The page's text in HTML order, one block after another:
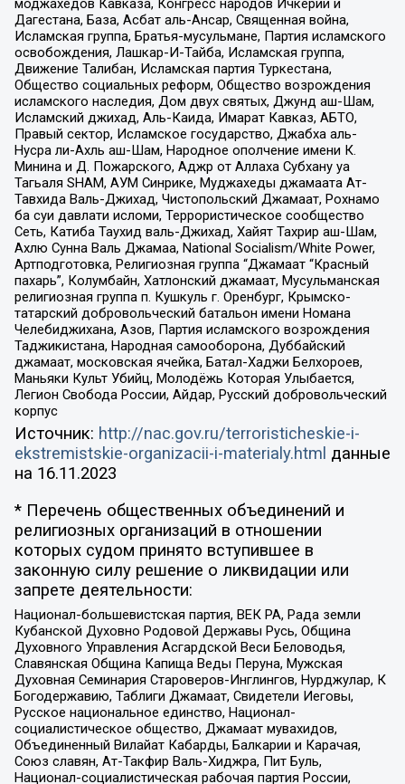
моджахедов Кавказа, Конгресс народов Ичкерии и
Дагестана, База, Асбат аль-Ансар, Священная война,
Исламская группа, Братья-мусульмане, Партия исламского
освобождения, Лашкар-И-Тайба, Исламская группа,
Движение Талибан, Исламская партия Туркестана,
Общество социальных реформ, Общество возрождения
исламского наследия, Дом двух святых, Джунд аш-Шам,
Исламский джихад, Аль-Каида, Имарат Кавказ, АБТО,
Правый сектор, Исламское государство, Джабха аль-
Нусра ли-Ахль аш-Шам, Народное ополчение имени К.
Минина и Д. Пожарского, Аджр от Аллаха Субхану уа
Тагьаля SHAM, АУМ Синрике, Муджахеды джамаата Ат-
Тавхида Валь-Джихад, Чистопольский Джамаат, Рохнамо
ба суи давлати исломи, Террористическое сообщество
Сеть, Катиба Таухид валь-Джихад, Хайят Тахрир аш-Шам,
Ахлю Сунна Валь Джамаа, National Socialism/White Power,
Артподготовка, Религиозная группа “Джамаат “Красный
пахарь”, Колумбайн, Хатлонский джамаат, Мусульманская
религиозная группа п. Кушкуль г. Оренбург, Крымско-
татарский добровольческий батальон имени Номана
Челебиджихана, Азов, Партия исламского возрождения
Таджикистана, Народная самооборона, Дуббайский
джамаат, московская ячейка, Батал-Хаджи Белхороев,
Маньяки Культ Убийц, Молодёжь Которая Улыбается,
Легион Свобода России, Айдар, Русский добровольческий
корпус
Источник: http://nac.gov.ru/terroristicheskie-i-
ekstremistskie-organizacii-i-materialy.html данные
на 16.11.2023
* Перечень общественных объединений и
религиозных организаций в отношении
которых судом принято вступившее в
законную силу решение о ликвидации или
запрете деятельности:
Национал-большевистская партия, ВЕК РА, Рада земли
Кубанской Духовно Родовой Державы Русь, Община
Духовного Управления Асгардской Веси Беловодья,
Славянская Община Капища Веды Перуна, Мужская
Духовная Семинария Староверов-Инглингов, Нурджулар, К
Богодержавию, Таблиги Джамаат, Свидетели Иеговы,
Русское национальное единство, Национал-
социалистическое общество, Джамаат мувахидов,
Объединенный Вилайат Кабарды, Балкарии и Карачая,
Союз славян, Ат-Такфир Валь-Хиджра, Пит Буль,
Национал-социалистическая рабочая партия России,